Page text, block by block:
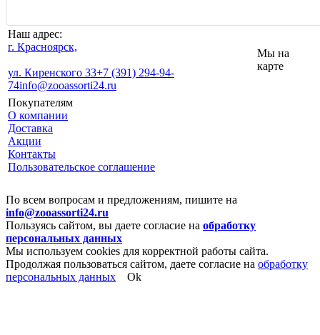
Наш адрес:
г. Красноярск,
ул. Киренского 33+7 (391) 294-94-
74info@zooassorti24.ru
Мы на
карте
Покупателям
О компании
Доставка
Акции
Контакты
Пользовательское соглашение
По всем вопросам и предложениям, пишите на
info@zooassorti24.ru
Пользуясь сайтом, вы даете согласие на обработку
персональных данных
Мы используем cookies для корректной работы сайта.
Продолжая пользоваться сайтом, даете согласие на обработку
персональных данных
Ok